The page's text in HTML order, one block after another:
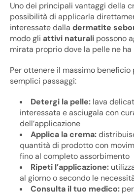
Uno dei principali vantaggi della
possibilità di applicarla
interessate dalla dermatite
modo gli attivi naturali possono
mirata proprio dove la pelle ne ha
Per ottenere il massimo beneficio
semplici passaggi:
Detergi la pelle: lava
interessata e asciugala con
dell’applicazione
Applica la crema:
quantità di prodotto con
fino al completo assorbimento
Ripeti l’applicazione:
al giorno o secondo le
Consulta il tuo medico: